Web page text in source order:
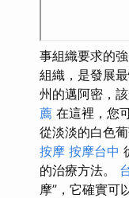
事組織要求的
組織，是發展
州的邁阿密，
薦 在這裡，您
從淡淡的白色
按摩 按摩台中
的治療方法。
摩”，它確實可